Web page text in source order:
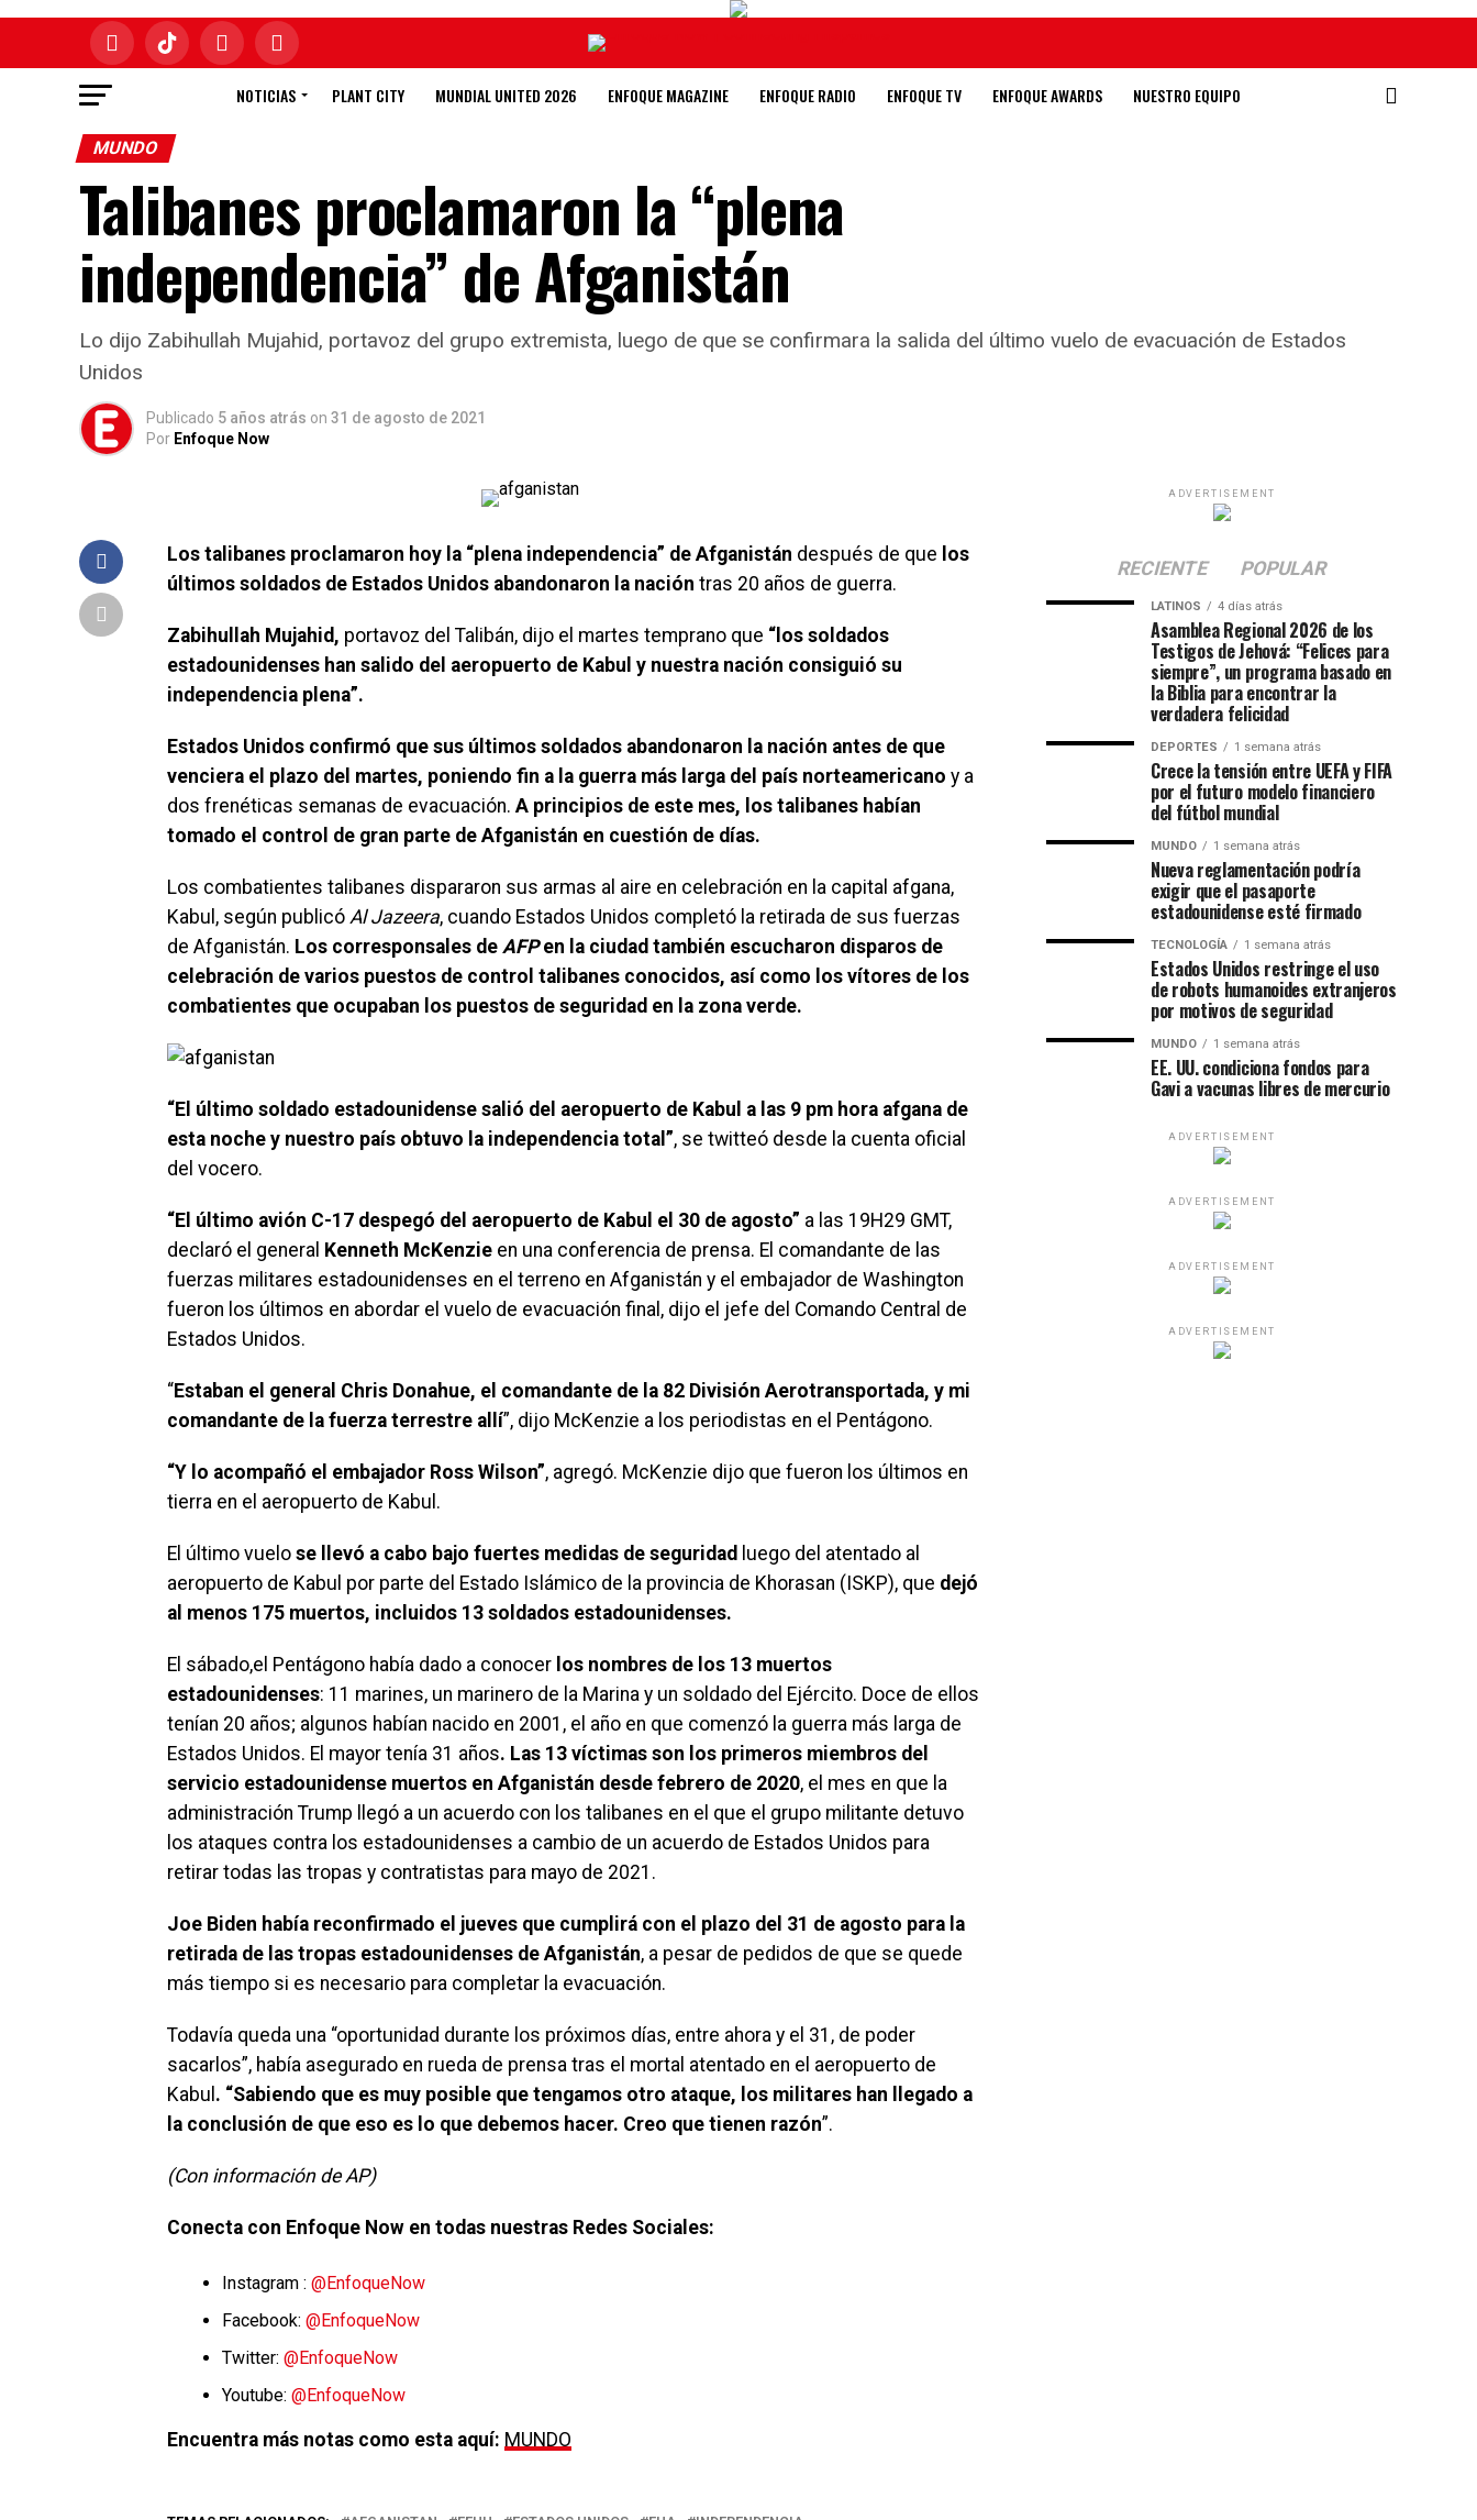
NOTICIAS PLANT CITY MUNDIAL UNITED 2026 ENFOQUE MAGAZINE ENFOQUE RADIO ENFOQUE TV ENFOQUE AWARDS NUESTRO EQUIPO
MUNDO
Talibanes proclamaron la “plena
independencia” de Afganistán
Lo dijo Zabihullah Mujahid, portavoz del grupo extremista, luego de que se confirmara la salida del último vuelo de evacuación de Estados
Unidos
Publicado 5 años atrás on 31 de agosto de 2021
Por Enfoque Now
Los talibanes proclamaron hoy la “plena independencia” de Afganistán después de que los
últimos soldados de Estados Unidos abandonaron la nación tras 20 años de guerra.
Zabihullah Mujahid, portavoz del Talibán, dijo el martes temprano que “los soldados
estadounidenses han salido del aeropuerto de Kabul y nuestra nación consiguió su
independencia plena”.
Estados Unidos confirmó que sus últimos soldados abandonaron la nación antes de que
venciera el plazo del martes, poniendo fin a la guerra más larga del país norteamericano y a
dos frenéticas semanas de evacuación. A principios de este mes, los talibanes habían
tomado el control de gran parte de Afganistán en cuestión de días.
Los combatientes talibanes dispararon sus armas al aire en celebración en la capital afgana,
Kabul, según publicó Al Jazeera, cuando Estados Unidos completó la retirada de sus fuerzas
de Afganistán. Los corresponsales de AFPen la ciudad también escucharon disparos de
celebración de varios puestos de control talibanes conocidos, así como los vítores de los
combatientes que ocupaban los puestos de seguridad en la zona verde.
“El último soldado estadounidense salió del aeropuerto de Kabul a las 9 pm hora afgana de
esta noche y nuestro país obtuvo la independencia total”, se twitteó desde la cuenta oficial
del vocero.
“El último avión C-17 despegó del aeropuerto de Kabul el 30 de agosto” a las 19H29 GMT,
declaró el general Kenneth McKenzie en una conferencia de prensa. El comandante de las
fuerzas militares estadounidenses en el terreno en Afganistán y el embajador de Washington
fueron los últimos en abordar el vuelo de evacuación final, dijo el jefe del Comando Central de
Estados Unidos.
“Estaban el general Chris Donahue, el comandante de la 82 División Aerotransportada, y mi
comandante de la fuerza terrestre allí”, dijo McKenzie a los periodistas en el Pentágono.
“Y lo acompañó el embajador Ross Wilson”, agregó. McKenzie dijo que fueron los últimos en
tierra en el aeropuerto de Kabul.
El último vuelo se llevó a cabo bajo fuertes medidas de seguridad luego del atentado al
aeropuerto de Kabul por parte del Estado Islámico de la provincia de Khorasan (ISKP), que dejó
al menos 175 muertos, incluidos 13 soldados estadounidenses.
El sábado,el Pentágono había dado a conocer los nombres de los 13 muertos
estadounidenses: 11 marines, un marinero de la Marina y un soldado del Ejército. Doce de ellos
tenían 20 años; algunos habían nacido en 2001, el año en que comenzó la guerra más larga de
Estados Unidos. El mayor tenía 31 años. Las 13 víctimas son los primeros miembros del
servicio estadounidense muertos en Afganistán desde febrero de 2020, el mes en que la
administración Trump llegó a un acuerdo con los talibanes en el que el grupo militante detuvo
los ataques contra los estadounidenses a cambio de un acuerdo de Estados Unidos para
retirar todas las tropas y contratistas para mayo de 2021.
Joe Biden había reconfirmado el jueves que cumplirá con el plazo del 31 de agosto para la
retirada de las tropas estadounidenses de Afganistán, a pesar de pedidos de que se quede
más tiempo si es necesario para completar la evacuación.
Todavía queda una “oportunidad durante los próximos días, entre ahora y el 31, de poder
sacarlos”, había asegurado en rueda de prensa tras el mortal atentado en el aeropuerto de
Kabul . “Sabiendo que es muy posible que tengamos otro ataque, los militares han llegado a
la conclusión de que eso es lo que debemos hacer. Creo que tienen razón”.
(Con información de AP)
Conecta con Enfoque Now en todas nuestras Redes Sociales:
Instagram : @EnfoqueNow
Facebook: @EnfoqueNow
Twitter: @EnfoqueNow
Youtube: @EnfoqueNow
Encuentra más notas como esta aquí: MUNDO
ADVERTISEMENT
RECIENTE POPULAR
LATINOS 4 días atrás
Asamblea Regional 2026 de los
Testigos de Jehová: “Felices para
siempre”, un programa basado en
la Biblia para encontrar la
verdadera felicidad
DEPORTES 1 semana atrás
Crece la tensión entre UEFA y FIFA
por el futuro modelo financiero
del fútbol mundial
MUNDO 1 semana atrás
Nueva reglamentación podría
exigir que el pasaporte
estadounidense esté firmado
TECNOLOGÍA 1 semana atrás
Estados Unidos restringe el uso
de robots humanoides extranjeros
por motivos de seguridad
MUNDO 1 semana atrás
EE. UU. condiciona fondos para
Gavi a vacunas libres de mercurio
ADVERTISEMENT
ADVERTISEMENT
ADVERTISEMENT
ADVERTISEMENT